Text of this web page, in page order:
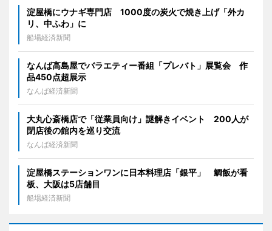
淀屋橋にウナギ専門店 1000度の炭火で焼き上げ「外カ
リ、中ふわ」に
船場経済新聞
なんば高島屋でバラエティー番組「プレバト」展覧会 作
品450点超展示
なんば経済新聞
大丸心斎橋店で「従業員向け」謎解きイベント 200人が
閉店後の館内を巡り交流
なんば経済新聞
淀屋橋ステーションワンに日本料理店「銀平」 鯛飯が看
板、大阪は5店舗目
船場経済新聞